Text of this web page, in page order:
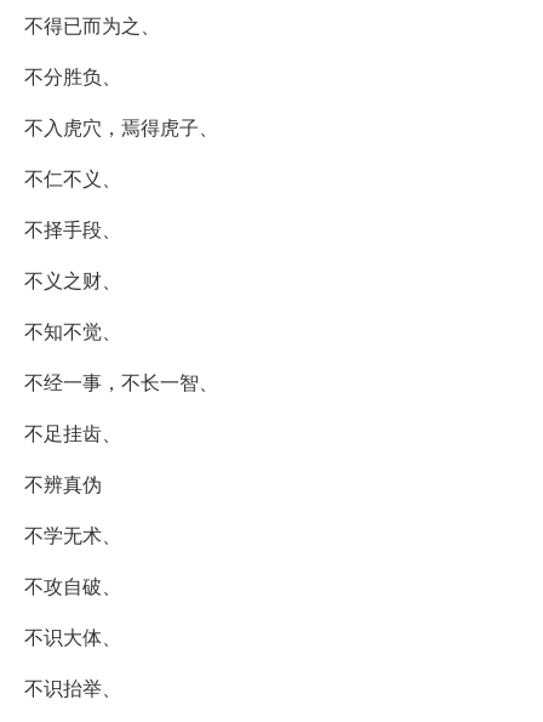
不得已而为之、
不分胜负、
不入虎穴，焉得虎子、
不仁不义、
不择手段、
不义之财、
不知不觉、
不经一事，不长一智、
不足挂齿、
不辨真伪
不学无术、
不攻自破、
不识大体、
不识抬举、